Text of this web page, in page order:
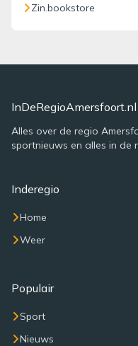
Zin.bookstore
InDeRegioAmersfoort.nl
Alles over de regio
sportnieuws en alles in de
Inderegio
Home
Weer
Populair
Sport
Nieuws